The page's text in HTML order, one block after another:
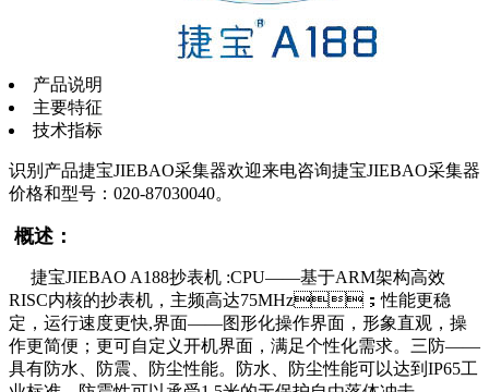
产品说明
主要特征
技术指标
识别产品捷宝JIEBAO采集器欢迎来电咨询捷宝JIEBAO采集器
价格和型号：020-87030040。
概述：
捷宝JIEBAO A188抄表机 :CPU——基于ARM架构高效
RISC内核的抄表机，主频高达75MHz；性能更稳
定，运行速度更快,界面——图形化操作界面，形象直观，操
作更简便；更可自定义开机界面，满足个性化需求。三防——
具有防水、防震、防尘性能。防水、防尘性能可以达到IP65工